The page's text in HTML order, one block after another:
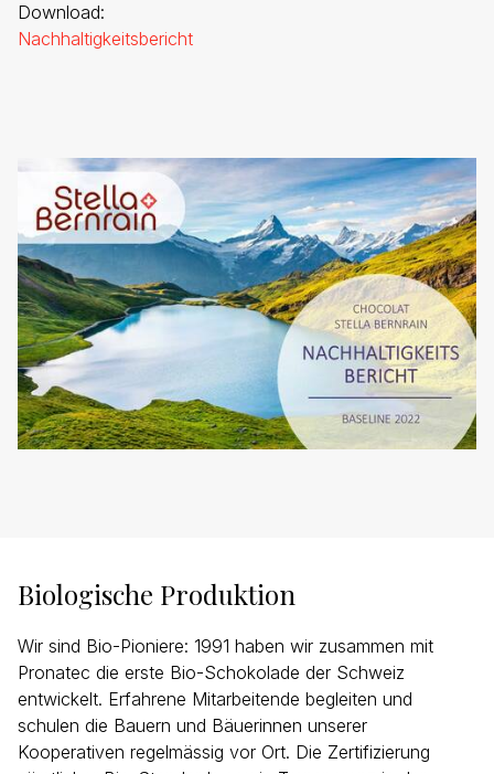
Download:
Nachhaltigkeitsbericht
Biologische Produktion
Wir sind Bio-Pioniere: 1991 haben wir zusammen mit
Pronatec die erste Bio-Schokolade der Schweiz
entwickelt. Erfahrene Mitarbeitende begleiten und
schulen die Bauern und Bäuerinnen unserer
Kooperativen regelmässig vor Ort. Die Zertifizierung